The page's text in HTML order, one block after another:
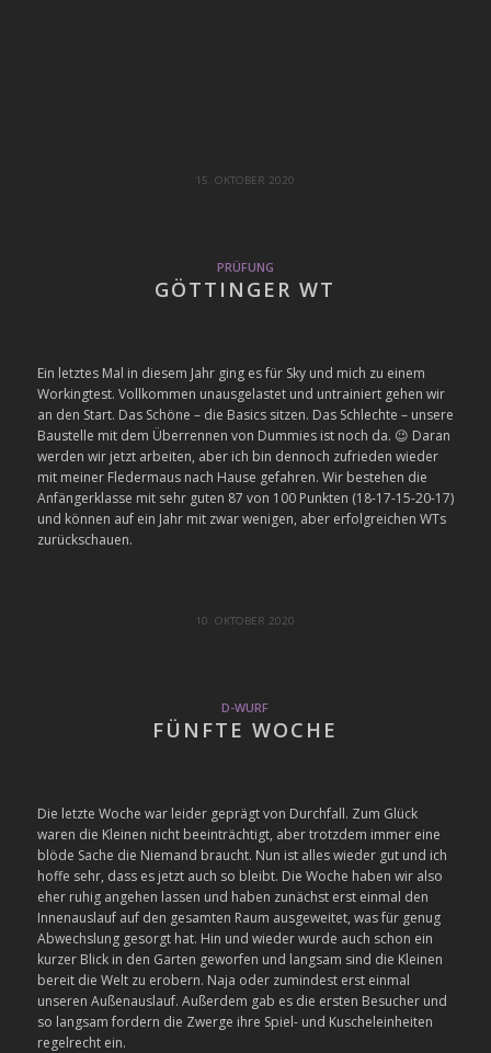
15. OKTOBER 2020
PRÜFUNG
GÖTTINGER WT
Ein letztes Mal in diesem Jahr ging es für Sky und mich zu einem
Workingtest. Vollkommen unausgelastet und untrainiert gehen wir
an den Start. Das Schöne – die Basics sitzen. Das Schlechte – unsere
Baustelle mit dem Überrennen von Dummies ist noch da. 😉 Daran
werden wir jetzt arbeiten, aber ich bin dennoch zufrieden wieder
mit meiner Fledermaus nach Hause gefahren. Wir bestehen die
Anfängerklasse mit sehr guten 87 von 100 Punkten (18-17-15-20-17)
und können auf ein Jahr mit zwar wenigen, aber erfolgreichen WTs
zurückschauen.
10. OKTOBER 2020
D-WURF
FÜNFTE WOCHE
Die letzte Woche war leider geprägt von Durchfall. Zum Glück
waren die Kleinen nicht beeinträchtigt, aber trotzdem immer eine
blöde Sache die Niemand braucht. Nun ist alles wieder gut und ich
hoffe sehr, dass es jetzt auch so bleibt. Die Woche haben wir also
eher ruhig angehen lassen und haben zunächst erst einmal den
Innenauslauf auf den gesamten Raum ausgeweitet, was für genug
Abwechslung gesorgt hat. Hin und wieder wurde auch schon ein
kurzer Blick in den Garten geworfen und langsam sind die Kleinen
bereit die Welt zu erobern. Naja oder zumindest erst einmal
unseren Außenauslauf. Außerdem gab es die ersten Besucher und
so langsam fordern die Zwerge ihre Spiel- und Kuscheleinheiten
regelrecht ein.